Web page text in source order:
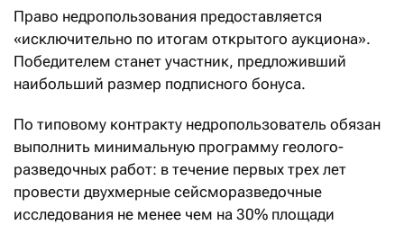
Право недропользования предоставляется
«исключительно по итогам открытого аукциона».
Победителем станет участник, предложивший
наибольший размер подписного бонуса.
По типовому контракту недропользователь обязан
выполнить минимальную программу геолого-
разведочных работ: в течение первых трех лет
провести двухмерные сейсморазведочные
исследования не менее чем на 30% площади